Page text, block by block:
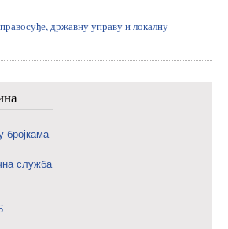
државну управу и локалну
бројкама
служба